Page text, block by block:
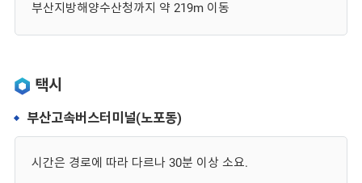
부산지방해양수산청까지 약 219m 이동
택시
부산고속버스터미널(노포동)
시간은 경로에 따라 다르나 30분 이상 소요.